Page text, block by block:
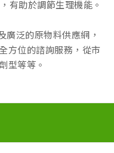
有助於調節生理機能。
廣泛的原物料供應網，
方位的諮詢服務，從市
型等等。